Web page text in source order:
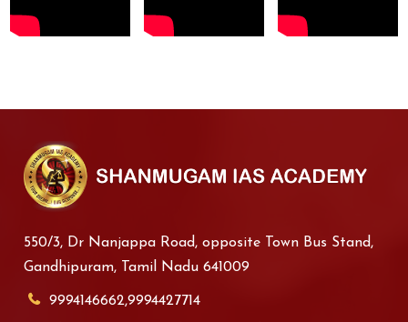
550/3, Dr Nanjappa Road, opposite Town Bus Stand,
Gandhipuram, Tamil Nadu 641009
9994146662,9994427714